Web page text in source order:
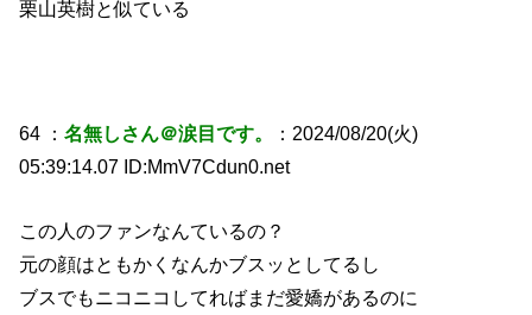
栗山英樹と似ている
64 ：名無しさん＠涙目です。
：2024/08/20(火)
05:39:14.07 ID:MmV7Cdun0.net
この人のファンなんているの？
元の顔はともかくなんかブスッとしてるし
ブスでもニコニコしてればまだ愛嬌があるのに